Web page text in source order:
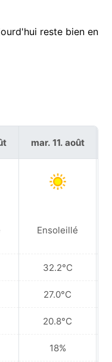
reste bien en
mar. 11. août
Ensoleillé
32.2°C
27.0°C
20.8°C
18%